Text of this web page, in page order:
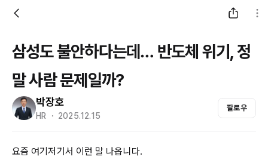
삼성도 불안하다는데… 반도체 위기, 정
말 사람 문제일까?
박장호
HR ・ 2025.12.15
팔로우
요즘 여기저기서 이런 말 나옵니다.